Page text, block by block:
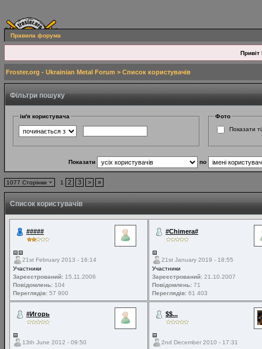
Правила форума
Привіт
Froster.org - Ukrainian Metal Forum > Список користувачів
Фільтри пошуку
ім'я користувача
Фото
Показати
Показати по
1077 Сторінки 1 2 3 > »
Список користувачів
#####
21st February 2013 - 16:14
Участники
Зареєстрований: 15.11.2006
Повідомлень: 104
Переглядів: 57 900
#Chimera#
21st January 2019 - 18:55
Участники
Зареєстрований: 21.10.2007
Повідомлень: 71
Переглядів: 61 403
#Игорь
13th June 2012 - 09:50
$$...
2nd December 2010 - 17:31